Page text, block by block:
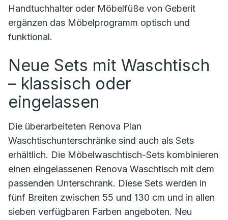
Handtuchhalter oder Möbelfüße von Geberit
ergänzen das Möbelprogramm optisch und
funktional.
Neue Sets mit Waschtisch
– klassisch oder
eingelassen
Die überarbeiteten Renova Plan
Waschtischunterschränke sind auch als Sets
erhältlich. Die Möbelwaschtisch-Sets kombinieren
einen eingelassenen Renova Waschtisch mit dem
passenden Unterschrank. Diese Sets werden in
fünf Breiten zwischen 55 und 130 cm und in allen
sieben verfügbaren Farben angeboten. Neu